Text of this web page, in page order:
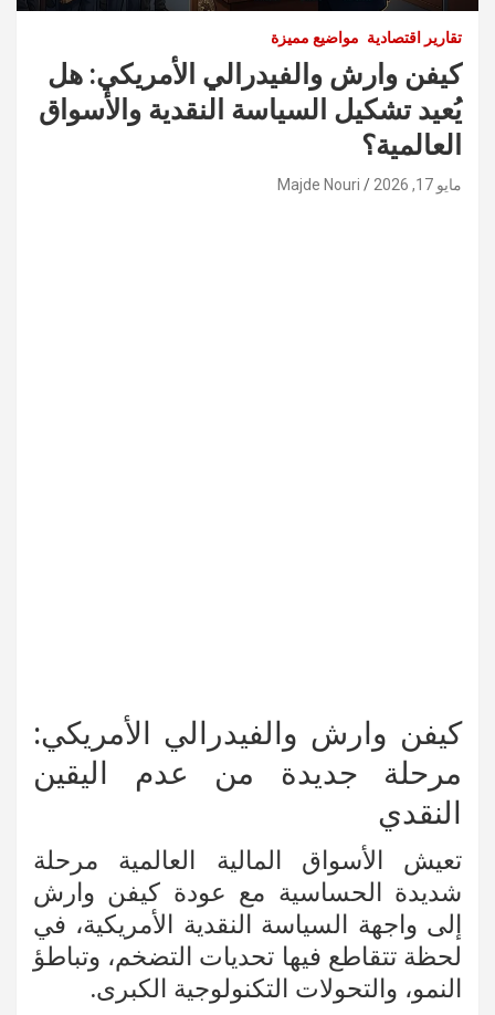
تقارير اقتصادية مواضيع مميزة
كيفن وارش والفيدرالي الأمريكي: هل
يُعيد تشكيل السياسة النقدية والأسواق
العالمية؟
مايو 17, 2026 Majde Nouri
كيفن وارش والفيدرالي الأمريكي:
مرحلة جديدة من عدم اليقين
النقدي
تعيش الأسواق المالية العالمية مرحلة
شديدة الحساسية مع عودة كيفن وارش
إلى واجهة السياسة النقدية الأمريكية، في
لحظة تتقاطع فيها تحديات التضخم، وتباطؤ
النمو، والتحولات التكنولوجية الكبرى.